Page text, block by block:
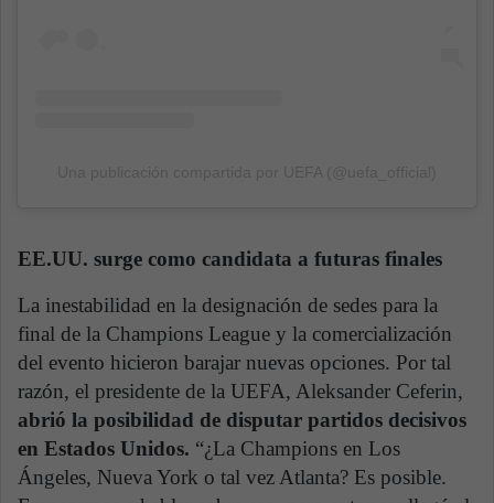
EE.UU. surge como candidata a futuras finales
La inestabilidad en la designación de sedes para la
final de la Champions League y la comercialización
del evento hicieron barajar nuevas opciones. Por tal
razón, el presidente de la UEFA, Aleksander Ceferin,
abrió la posibilidad de disputar partidos decisivos
en Estados Unidos. “¿La Champions en Los
Ángeles, Nueva York o tal vez Atlanta? Es posible.